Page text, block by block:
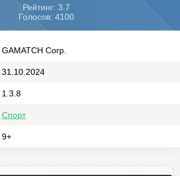
Рейтинг: 3.7
Голосов: 4100
GAMATCH Corp.
31.10.2024
1.3.8
Спорт
9+